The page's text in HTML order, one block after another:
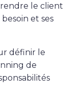
le client
et ses
définir le
de